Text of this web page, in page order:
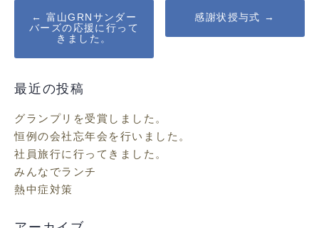
Post
navigation
← 富山GRNサンダー
バーズの応援に行って
きました。
感謝状授与式 →
最近の投稿
グランプリを受賞しました。
恒例の会社忘年会を行いました。
社員旅行に行ってきました。
みんなでランチ
熱中症対策